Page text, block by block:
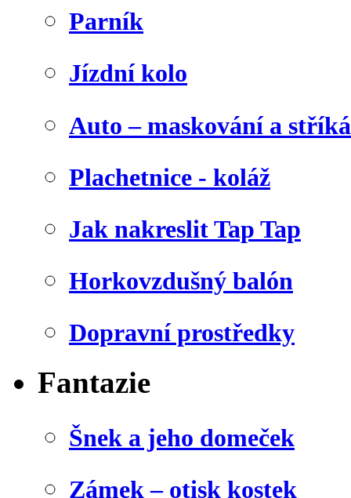
Parník
Jízdní kolo
Auto – maskování a
Plachetnice - koláž
Jak nakreslit Tap Tap
Horkovzdušný balón
Dopravní prostředky
Fantazie
Šnek a jeho domeček
Zámek – otisk kostek